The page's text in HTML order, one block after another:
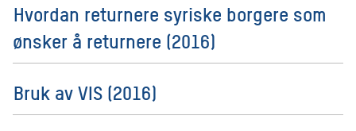
Hvordan returnere syriske borgere som
ønsker å returnere (2016)
Bruk av VIS (2016)